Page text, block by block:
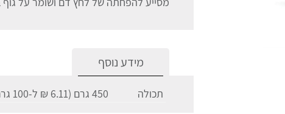
מידע נוסף
תכולה 450 גרם (6.11 ₪ ל-100 גרם)